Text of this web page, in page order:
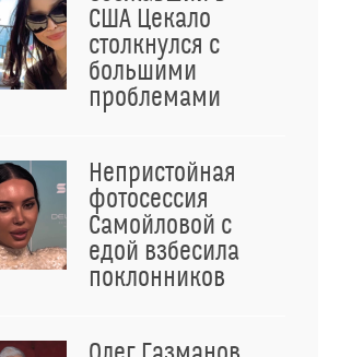
США Цекало
столкнулся с
большими
проблемами
Непристойная
фотосессия
Самойловой с
едой взбесила
поклонников